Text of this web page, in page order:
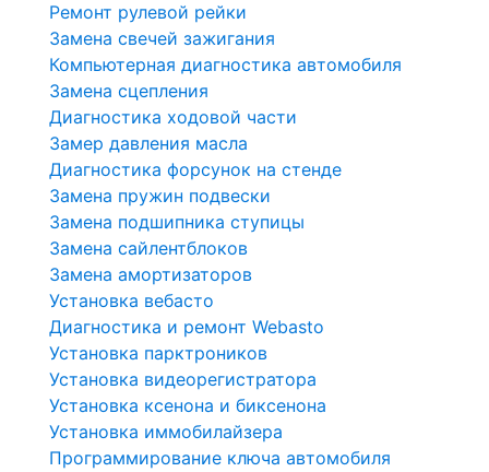
Ремонт рулевой рейки
Замена свечей зажигания
Компьютерная диагностика автомобиля
Замена сцепления
Диагностика ходовой части
Замер давления масла
Диагностика форсунок на стенде
Замена пружин подвески
Замена подшипника ступицы
Замена сайлентблоков
Замена амортизаторов
Установка вебасто
Диагностика и ремонт Webasto
Установка парктроников
Установка видеорегистратора
Установка ксенона и биксенона
Установка иммобилайзера
Программирование ключа автомобиля